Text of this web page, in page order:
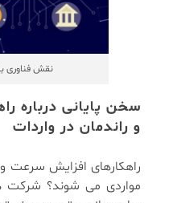
نقش فناوری
سخن پایانی درباره
و راندمان در واردات
راهکارهای افزایش سرعت
مواردی می شوند؟ شرکت